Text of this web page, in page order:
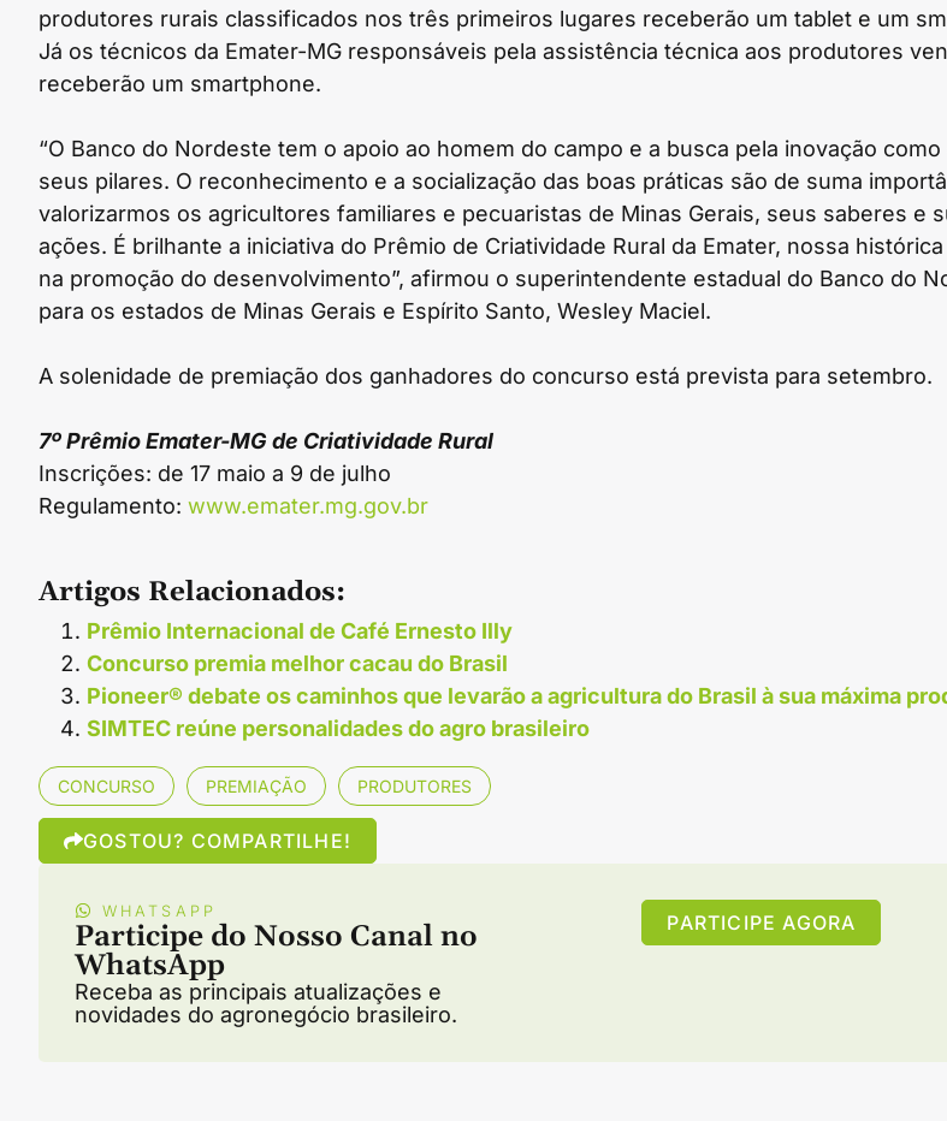
produtores rurais classificados nos três primeiros lugares receberão um tablet e um
Já os técnicos da Emater-MG responsáveis pela assistência técnica aos produtores
receberão um smartphone.
“O Banco do Nordeste tem o apoio ao homem do campo e a busca pela inovação como
seus pilares. O reconhecimento e a socialização das boas práticas são de suma
valorizarmos os agricultores familiares e pecuaristas de Minas Gerais, seus saberes e
ações. É brilhante a iniciativa do Prêmio de Criatividade Rural da Emater, nossa
na promoção do desenvolvimento”, afirmou o superintendente estadual do Banco do
para os estados de Minas Gerais e Espírito Santo, Wesley Maciel.
A solenidade de premiação dos ganhadores do concurso está prevista para setembro.
7º Prêmio Emater-MG de Criatividade Rural
Inscrições: de 17 maio a 9 de julho
Regulamento: www.emater.mg.gov.br
Artigos Relacionados:
Prêmio Internacional de Café Ernesto Illy
Concurso premia melhor cacau do Brasil
Pioneer®️ debate os caminhos que levarão a agricultura do Brasil à sua máxima
SIMTEC reúne personalidades do agro brasileiro
CONCURSO PREMIAÇÃO PRODUTORES
GOSTOU? COMPARTILHE!
WHATSAPP
Participe do Nosso Canal no
WhatsApp
Receba as principais atualizações e
novidades do agronegócio brasileiro.
PARTICIPE AGORA